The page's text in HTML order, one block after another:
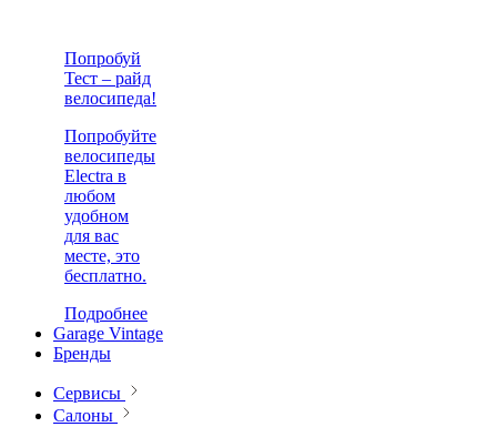
Попробуй
Тест – райд
велосипеда!
Попробуйте
велосипеды
Electra в
любом
удобном
для вас
месте, это
бесплатно.
Подробнее
Garage Vintage
Бренды
Сервисы
Салоны